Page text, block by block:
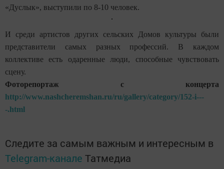
«Дуслык», выступили по 8-10 человек.
И среди артистов других сельских Домов культуры были
представители самых разных профессий. В каждом
коллективе есть одаренные люди, способные чувствовать
сцену.
Фоторепортаж с концерта
http://www.nashcheremshan.ru/ru/gallery/category/152-i---
-.html
Следите за самым важным и интересным в
Telegram-канале Татмедиа